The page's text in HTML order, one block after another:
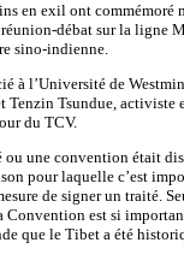
en exil ont commémoré
débat sur la ligne
sino-indienne.
à l’Université de
Tenzin Tsundue,
du TCV.
ou une convention était
pour laquelle c’est
de signer un traité.
Convention est si
que le Tibet a été